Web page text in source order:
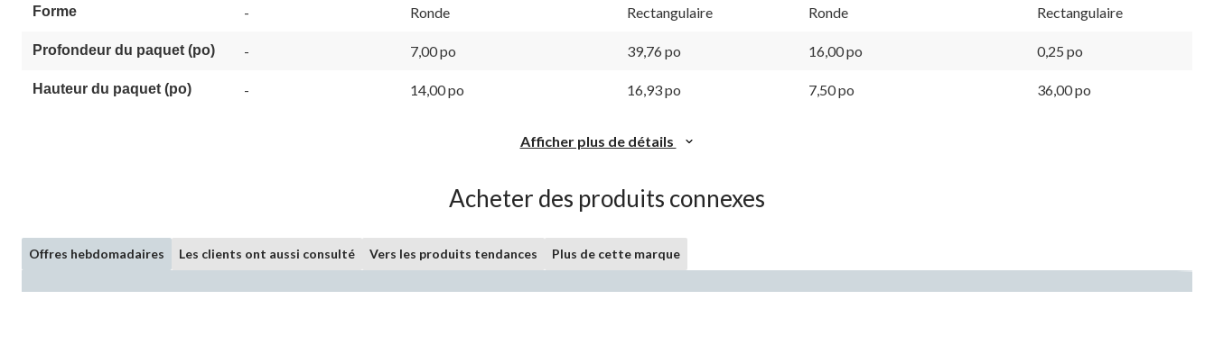
Forme - Ronde Rectangulaire Ronde Rectangulaire
Profondeur du paquet (po) - 7,00 po 39,76 po 16,00 po 0,25 po
Hauteur du paquet (po) - 14,00 po 16,93 po 7,50 po 36,00 po
Afficher plus de détails
Acheter des produits connexes
Offres hebdomadaires Les clients ont aussi consulté Vers les produits tendances Plus de cette marque